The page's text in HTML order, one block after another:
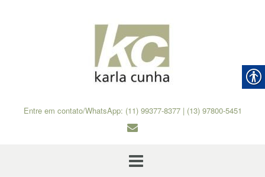
Entre em contato/WhatsApp: (11) 99377-8377 | (13) 97800-5451